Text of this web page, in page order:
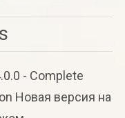
- Complete
Новая версия на